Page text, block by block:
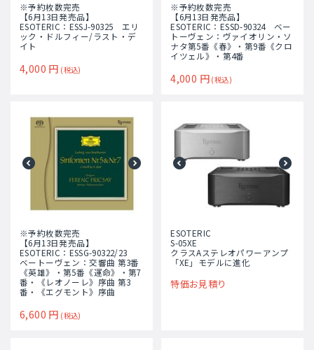
※予約枚数完売
【6月13日発売品】
ESOTERIC：ESSJ-90325 エリ
ック・ドルフィー/ラスト・デ
イト
4,000 円 (税込)
※予約枚数完売
【6月13日発売品】
ESOTERIC：ESSD-90324 ベー
トーヴェン：ヴァイオリン・ソ
ナタ第5番《春》・第9番《クロ
イツェル》・第4番
4,000 円 (税込)
※予約枚数完売
【6月13日発売品】
ESOTERIC：ESSG-90322/23
ベートーヴェン：交響曲 第3番
《英雄》・第5番《運命》・第7
番・《レオノーレ》序曲 第3
番・《エグモント》序曲
6,600 円 (税込)
ESOTERIC
S-05XE
クラスAステレオパワーアンプ
「XE」モデルに進化
特価お見積り